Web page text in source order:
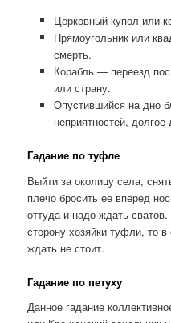
Церковный купол или
Прямоугольник или
смерть.
Корабль — переезд
или страну.
Опустившийся на дно
неприятностей, долгое
Гадание по туфле
Выйти за околицу села,
плечо бросить ее вперед
оттуда и надо ждать
сторону хозяйки туфли, то
ждать не стоит.
Гадание по петуху
Данное гадание